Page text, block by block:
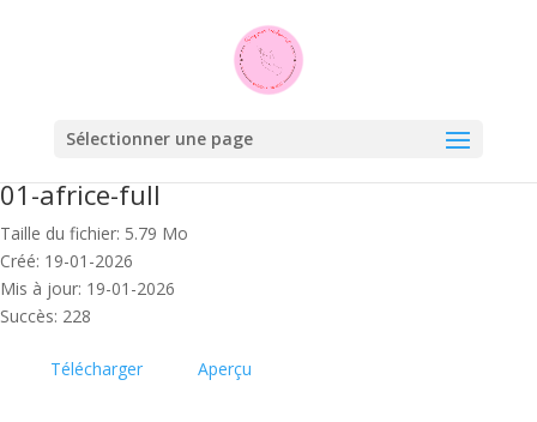
Sélectionner une page
01-africe-full
Taille du fichier: 5.79 Mo
Créé: 19-01-2026
Mis à jour: 19-01-2026
Succès: 228
Télécharger Aperçu